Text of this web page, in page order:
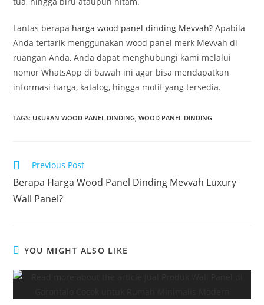
Lantas berapa harga wood panel dinding Mevvah? Apabila
Anda tertarik menggunakan wood panel merk Mevvah di
ruangan Anda, Anda dapat menghubungi kami melalui
nomor WhatsApp di bawah ini agar bisa mendapatkan
informasi harga, katalog, hingga motif yang tersedia.
TAGS: UKURAN WOOD PANEL DINDING WOOD PANEL DINDING
Read
articles
Previous Post
Berapa Harga Wood Panel Dinding Mevvah Luxury
Wall Panel?
YOU MIGHT ALSO LIKE